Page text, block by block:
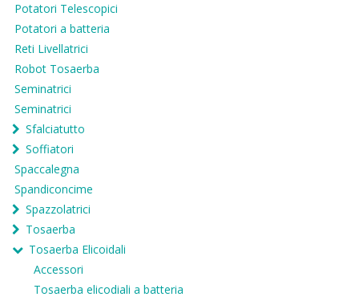
Potatori Telescopici
Potatori a batteria
Reti Livellatrici
Robot Tosaerba
Seminatrici
Seminatrici
Sfalciatutto
Soffiatori
Spaccalegna
Spandiconcime
Spazzolatrici
Tosaerba
Tosaerba Elicoidali
Accessori
Tosaerba elicodiali a batteria